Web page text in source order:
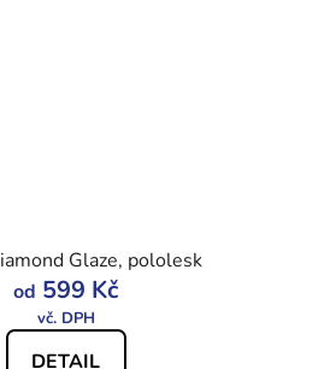
Glaze, pololesk
od 599 Kč
DETAIL